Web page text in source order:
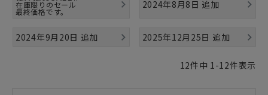
在庫限りのセール
最終価格です。
2024年8月8日 追加
2024年9月20日 追加 2025年12月25日 追加
12件中 1-12件表示